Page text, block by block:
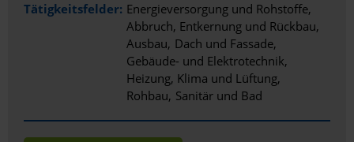
Tätigkeitsfelder: Energieversorgung und Rohstoffe
Abbruch, Entkernung und Rückbau
Ausbau Dach und Fassade
Gebäude- und Elektrotechnik
Heizung, Klima und Lüftung
Rohbau Sanitär und Bad